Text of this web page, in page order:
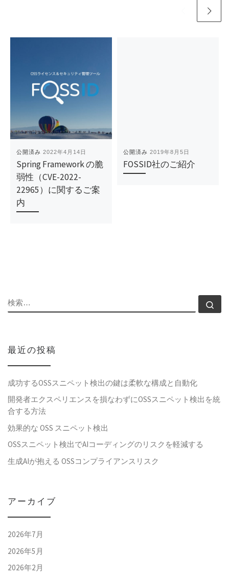
公開済み2022年4月14日
Spring Framework の脆
弱性（CVE-2022-
22965）に関するご案
内
公開済み2019年8月5日
FOSSID社のご紹介
検索
最近の投稿
成功するOSSスニペット検出の鍵は柔軟な構成と自動化
開発者エクスペリエンスを損なわずにOSSスニペット検出を統
合する方法
効果的な OSS スニペット検出
OSSスニペット検出でAIコーディングのリスクを軽減する
生成AIが抱える OSSコンプライアンスリスク
アーカイブ
2026年7月
2026年5月
2026年2月